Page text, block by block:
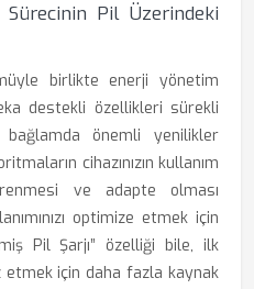
Sürecinin Pil Üzerindeki
birlikte enerji yönetim
destekli özellikleri sürekli
önemli yenilikler
cihazınızın kullanım
ve adapte olması
optimize etmek için
Pil Şarjı” özelliği bile, ilk
etmek için daha fazla kaynak